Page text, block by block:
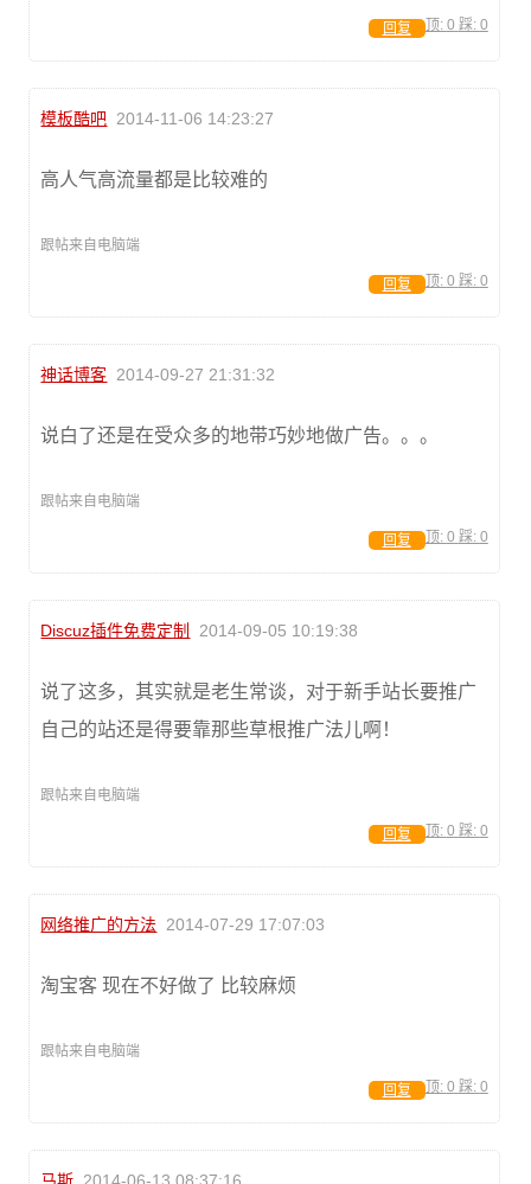
顶: 0 踩: 0
回复
模板酷吧 2014-11-06 14:23:27
高人气高流量都是比较难的
跟帖来自电脑端
顶: 0 踩: 0
回复
神话博客 2014-09-27 21:31:32
说白了还是在受众多的地带巧妙地做广告。。。
跟帖来自电脑端
顶: 0 踩: 0
回复
Discuz插件免费定制 2014-09-05 10:19:38
说了这多，其实就是老生常谈，对于新手站长要推广
自己的站还是得要靠那些草根推广法儿啊！
跟帖来自电脑端
顶: 0 踩: 0
回复
网络推广的方法 2014-07-29 17:07:03
淘宝客 现在不好做了 比较麻烦
跟帖来自电脑端
顶: 0 踩: 0
回复
马斯 2014-06-13 08:37:16